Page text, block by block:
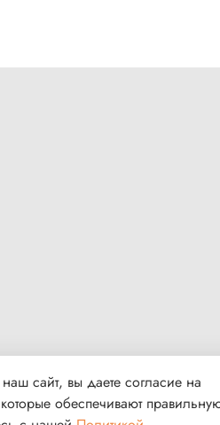
сайт, вы даете согласие на
обеспечивают